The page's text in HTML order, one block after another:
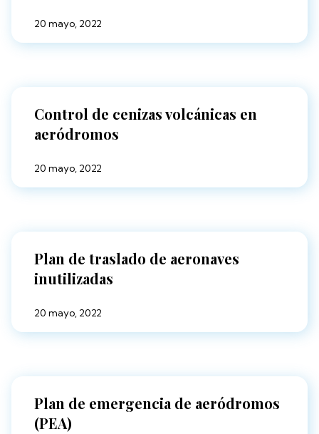
20 mayo, 2022
Control de cenizas volcánicas en
aeródromos
20 mayo, 2022
Plan de traslado de aeronaves
inutilizadas
20 mayo, 2022
Plan de emergencia de aeródromos
(PEA)